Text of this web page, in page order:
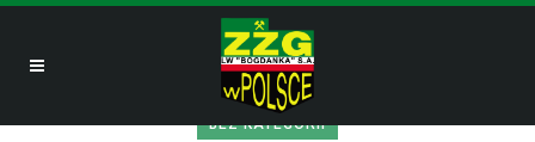
BEZ KATEGORII